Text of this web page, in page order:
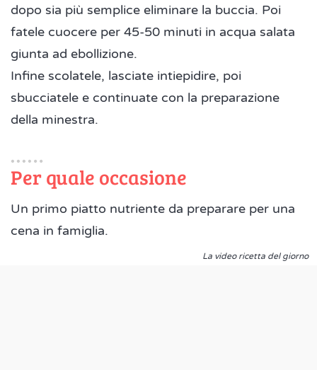
dopo sia più semplice eliminare la buccia. Poi
fatele cuocere per 45-50 minuti in acqua salata
giunta ad ebollizione.
Infine scolatele, lasciate intiepidire, poi
sbucciatele e continuate con la preparazione
della minestra.
Per quale occasione
Un primo piatto nutriente da preparare per una
cena in famiglia.
La video ricetta del giorno